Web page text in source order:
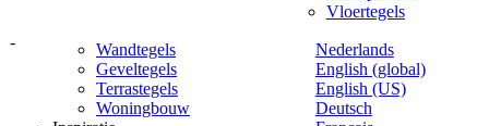
-
Nederlands
English (global)
English (US)
Deutsch
Vloertegels
Wandtegels
Geveltegels
Terrastegels
Woningbouw